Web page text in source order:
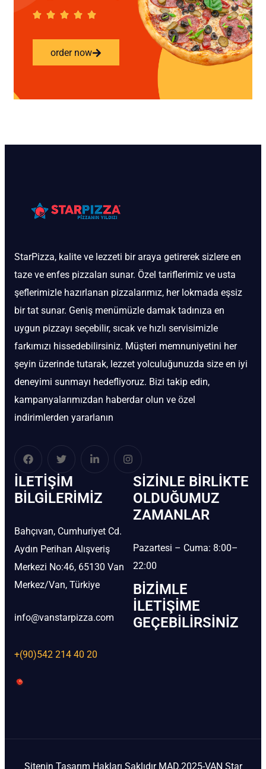
order now
StarPizza, kalite ve lezzeti bir araya getirerek sizlere en
taze ve enfes pizzaları sunar. Özel tariflerimiz ve usta
şeflerimizle hazırlanan pizzalarımız, her lokmada eşsiz
bir tat sunar. Geniş menümüzle damak tadınıza en
uygun pizzayı seçebilir, sıcak ve hızlı servisimizle
farkımızı hissedebilirsiniz. Müşteri memnuniyetini her
şeyin üzerinde tutarak, lezzet yolculuğunuzda size en iyi
deneyimi sunmayı hedefliyoruz. Bizi takip edin,
kampanyalarımızdan haberdar olun ve özel
indirimlerden yararlanın
İLETIŞIM
BİLGILERIMIZ
Bahçıvan, Cumhuriyet Cd.
Aydın Perihan Alışveriş
Merkezi No:46, 65130 Van
Merkez/Van, Türkiye
info@vanstarpizza.com
+(90)542 214 40 20
SIZINLE BIRLIKTE
OLDUĞUMUZ
ZAMANLAR
Pazartesi – Cuma: 8:00–
22:00
BIZIMLE
İLETIŞIME
GEÇEBILIRSINIZ
Sitenin Tasarım Hakları Saklıdır MAD.2025-VAN Star